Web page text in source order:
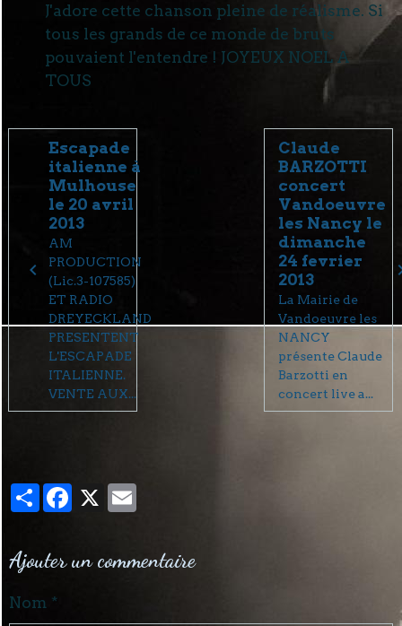
J'adore cette chanson pleine de réalisme. Si
tous les grands de ce monde de bruts
pouvaient l'entendre ! JOYEUX NOEL A
TOUS
Escapade
italienne à
Mulhouse
le 20 avril
2013
AM
PRODUCTION
(Lic.3-107585)
ET RADIO
DREYECKLAND
PRESENTENT
L'ESCAPADE
ITALIENNE.
VENTE AUX...
Claude
BARZOTTI
concert
Vandoeuvre
les Nancy le
dimanche
24 fevrier
2013
La Mairie de
Vandoeuvre les
NANCY
présente Claude
Barzotti en
concert live a...
PartagerFacebook
X
Ajouter un commentaire
Nom